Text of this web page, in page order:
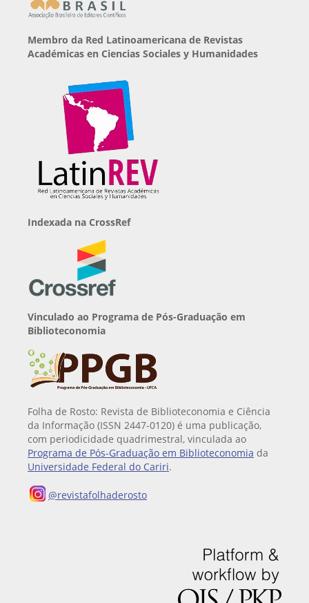
Membro da Red Latinoamericana de Revistas
Académicas en Ciencias Sociales y Humanidades
Indexada na CrossRef
Vinculado ao Programa de Pós-Graduação em
Biblioteconomia
Folha de Rosto: Revista de Biblioteconomia e Ciência
da Informação (ISSN 2447-0120) é uma publicação,
com periodicidade quadrimestral, vinculada ao
Programa de Pós-Graduação em Biblioteconomia da
Universidade Federal do Cariri.
@revistafolhaderosto